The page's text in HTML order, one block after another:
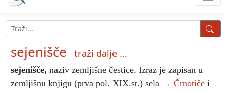
sejenišče traži dalje ...
sejenišče, naziv zemljišne čestice. Izraz je zapisan u
zemljišnu knjigu (prva pol. XIX.st.) sela → Črnotiče i